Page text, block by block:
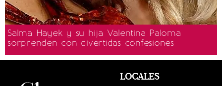
Salma Hayek y su hija Valentina Paloma
sorprenden con divertidas confesiones
LOCALES